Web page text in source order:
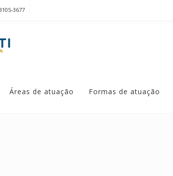
3677
Áreas de atuação Formas de atuação